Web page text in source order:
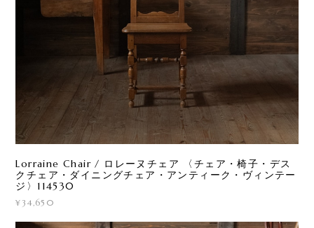
Lorraine Chair / ロレーヌチェア 〈チェア・椅子・デス
クチェア・ダイニングチェア・アンティーク・ヴィンテー
ジ〉114530
¥34,650